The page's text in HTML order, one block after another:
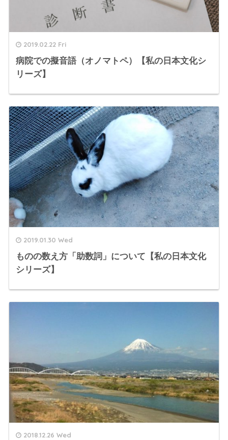
2019.02.22 Fri
病院での擬音語（オノマトペ）【私の日本文化シ
リーズ】
2019.01.30 Wed
ものの数え方「助数詞」について【私の日本文化
シリーズ】
2018.12.26 Wed